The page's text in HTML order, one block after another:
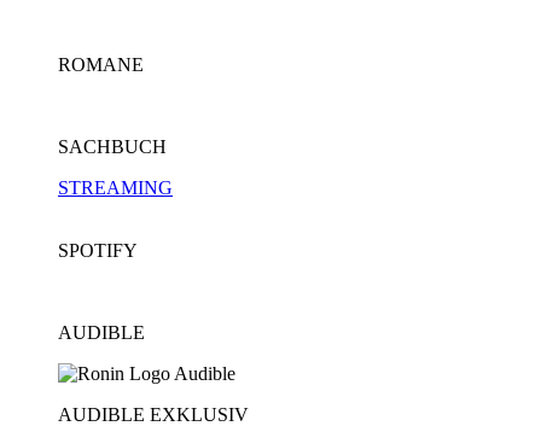
ROMANE
SACHBUCH
STREAMING
SPOTIFY
AUDIBLE
AUDIBLE EXKLUSIV